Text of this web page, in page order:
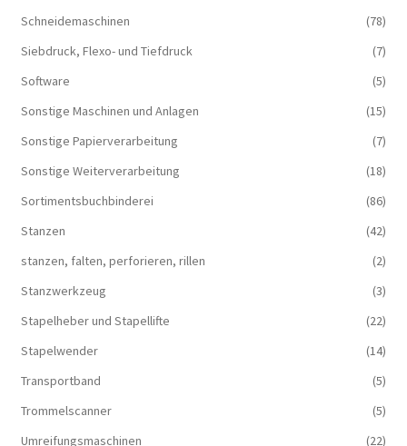
Schneidemaschinen
(78)
Siebdruck, Flexo- und Tiefdruck
(7)
Software
(5)
Sonstige Maschinen und Anlagen
(15)
Sonstige Papierverarbeitung
(7)
Sonstige Weiterverarbeitung
(18)
Sortimentsbuchbinderei
(86)
Stanzen
(42)
stanzen, falten, perforieren, rillen
(2)
Stanzwerkzeug
(3)
Stapelheber und Stapellifte
(22)
Stapelwender
(14)
Transportband
(5)
Trommelscanner
(5)
Umreifungsmaschinen
(22)